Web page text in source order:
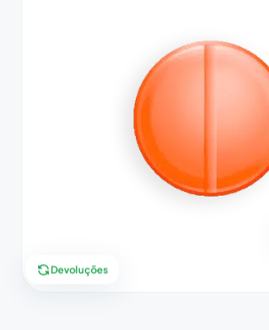
Devoluções